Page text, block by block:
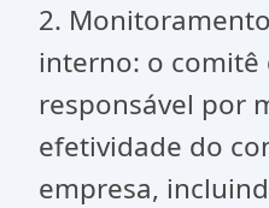
2.
interno: o comitê
responsável por
efetividade do
empresa,